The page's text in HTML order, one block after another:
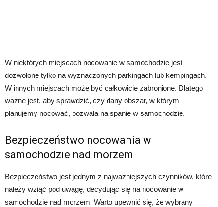
W niektórych miejscach nocowanie w samochodzie jest
dozwolone tylko na wyznaczonych parkingach lub kempingach.
W innych miejscach może być całkowicie zabronione. Dlatego
ważne jest, aby sprawdzić, czy dany obszar, w którym
planujemy nocować, pozwala na spanie w samochodzie.
Bezpieczeństwo nocowania w
samochodzie nad morzem
Bezpieczeństwo jest jednym z najważniejszych czynników, które
należy wziąć pod uwagę, decydując się na nocowanie w
samochodzie nad morzem. Warto upewnić się, że wybrany